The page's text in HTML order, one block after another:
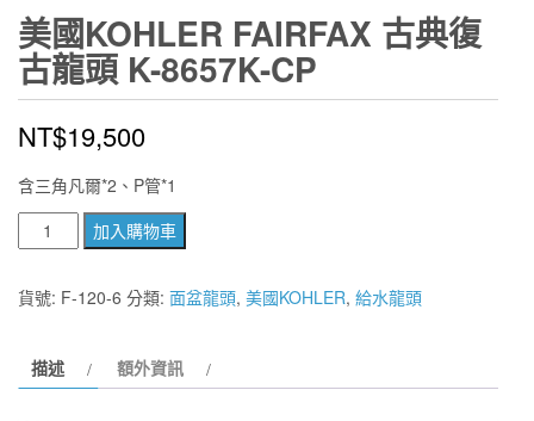
美國KOHLER FAIRFAX 古典復
古龍頭 K-8657K-CP
NT$19,500
含三角凡爾*2、P管*1
國
KOHLER
Fairfax
典
加入購物車
貨號: F-120-6 分類: 面盆龍頭, 美國KOHLER, 給水龍頭
描述 額外資訊